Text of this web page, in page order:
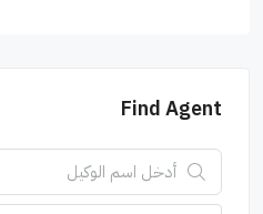
Find Agent